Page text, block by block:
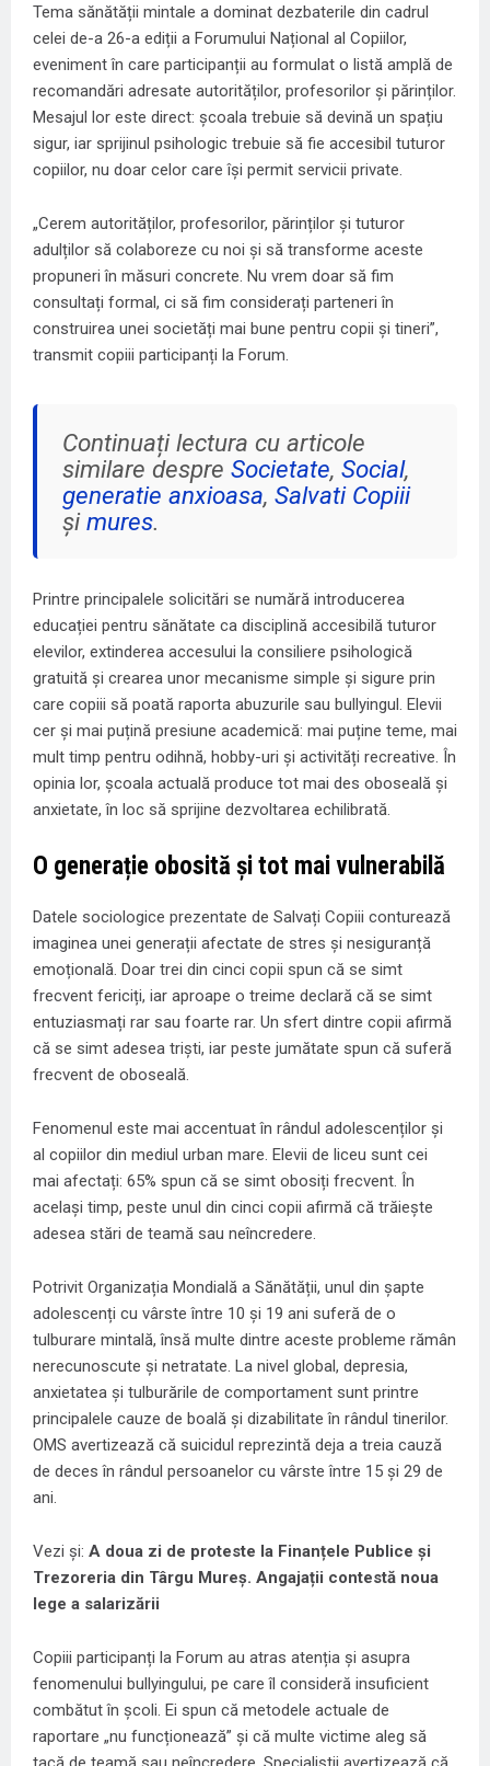
Tema sănătății mintale a dominat dezbaterile din cadrul
celei de-a 26-a ediții a Forumului Național al Copiilor,
eveniment în care participanții au formulat o listă amplă de
recomandări adresate autorităților, profesorilor și părinților.
Mesajul lor este direct: școala trebuie să devină un spațiu
sigur, iar sprijinul psihologic trebuie să fie accesibil tuturor
copiilor, nu doar celor care își permit servicii private.
„Cerem autorităților, profesorilor, părinților și tuturor
adulților să colaboreze cu noi și să transforme aceste
propuneri în măsuri concrete. Nu vrem doar să fim
consultați formal, ci să fim considerați parteneri în
construirea unei societăți mai bune pentru copii și tineri”,
transmit copiii participanți la Forum.
Continuați lectura cu articole
similare despre Societate, Social,
generatie anxioasa, Salvati Copiii
șimures.
Printre principalele solicitări se numără introducerea
educației pentru sănătate ca disciplină accesibilă tuturor
elevilor, extinderea accesului la consiliere psihologică
gratuită și crearea unor mecanisme simple și sigure prin
care copiii să poată raporta abuzurile sau bullyingul. Elevii
cer și mai puțină presiune academică: mai puține teme, mai
mult timp pentru odihnă, hobby-uri și activități recreative. În
opinia lor, școala actuală produce tot mai des oboseală și
anxietate, în loc să sprijine dezvoltarea echilibrată.
O generație obosită și tot mai vulnerabilă
Datele sociologice prezentate de Salvați Copiii conturează
imaginea unei generații afectate de stres și nesiguranță
emoțională. Doar trei din cinci copii spun că se simt
frecvent fericiți, iar aproape o treime declară că se simt
entuziasmați rar sau foarte rar. Un sfert dintre copii afirmă
că se simt adesea triști, iar peste jumătate spun că suferă
frecvent de oboseală.
Fenomenul este mai accentuat în rândul adolescenților și
al copiilor din mediul urban mare. Elevii de liceu sunt cei
mai afectați: 65% spun că se simt obosiți frecvent. În
același timp, peste unul din cinci copii afirmă că trăiește
adesea stări de teamă sau neîncredere.
Potrivit Organizația Mondială a Sănătății, unul din șapte
adolescenți cu vârste între 10 și 19 ani suferă de o
tulburare mintală, însă multe dintre aceste probleme rămân
nerecunoscute și netratate. La nivel global, depresia,
anxietatea și tulburările de comportament sunt printre
principalele cauze de boală și dizabilitate în rândul tinerilor.
OMS avertizează că suicidul reprezintă deja a treia cauză
de deces în rândul persoanelor cu vârste între 15 și 29 de
ani.
Vezi și: A doua zi de proteste la Finanțele Publice și
Trezoreria din Târgu Mureș. Angajații contestă noua
lege a salarizării
Copiii participanți la Forum au atras atenția și asupra
fenomenului bullyingului, pe care îl consideră insuficient
combătut în școli. Ei spun că metodele actuale de
raportare „nu funcționează” și că multe victime aleg să